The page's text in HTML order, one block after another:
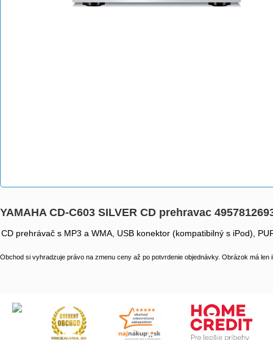
YAMAHA CD-C603 SILVER CD prehravac
CD prehrávač s MP3 a WMA, USB konektor (kompatibilný s iPod),
Obchod si vyhradzuje právo na zmenu ceny až po potvrdenie objednávky. Obrázok má len